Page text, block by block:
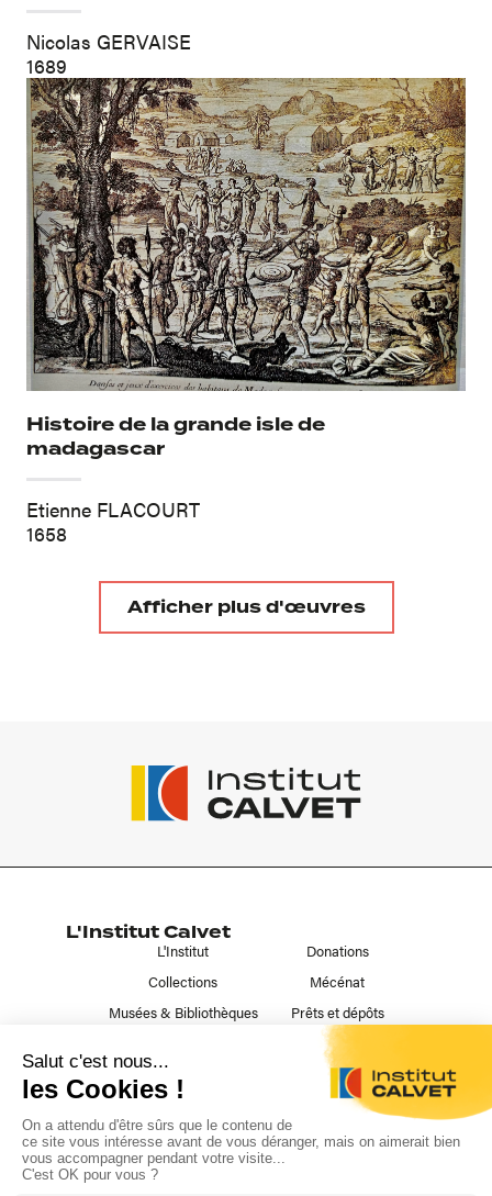
Nicolas GERVAISE
1689
Histoire de la grande isle de
madagascar
Etienne FLACOURT
1658
Afficher plus d'œuvres
L'Institut Calvet
L'Institut
Collections
Musées & Bibliothèques
Donations
Mécénat
Prêts et dépôts
Liens utiles
Nous suivre